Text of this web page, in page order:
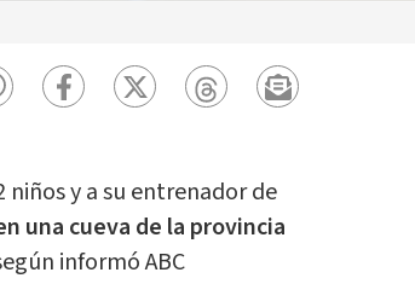
niños y a su entrenador de
una cueva de la provincia
informó ABC